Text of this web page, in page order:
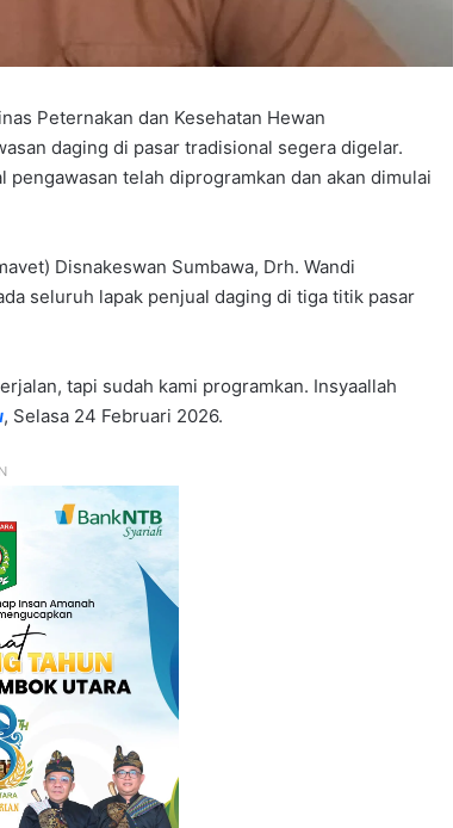
Peternakan dan Kesehatan Hewan
daging di pasar tradisional segera digelar.
telah diprogramkan dan akan dimulai
Disnakeswan Sumbawa, Drh. Wandi
seluruh lapak penjual daging di tiga titik pasar
tapi sudah kami programkan. Insyaallah
, Selasa 24 Februari 2026.